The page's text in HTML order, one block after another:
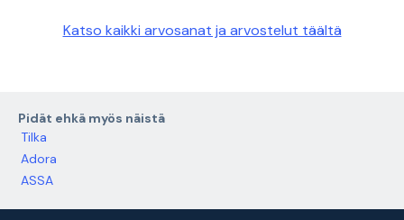
Katso kaikki arvosanat ja arvostelut täältä
Pidät ehkä myös näistä
Tilka
Adora
ASSA